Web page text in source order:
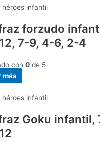
héroes infantil
forzudo
7-9, 4-6, 2-4
con 0 de 5
más
héroes infantil
Goku infantil,